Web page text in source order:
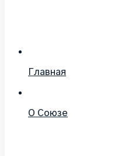
Главная
О Союзе